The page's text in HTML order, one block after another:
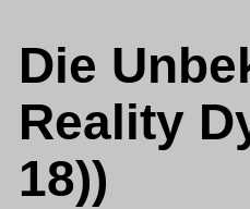
Die
Reality
18))